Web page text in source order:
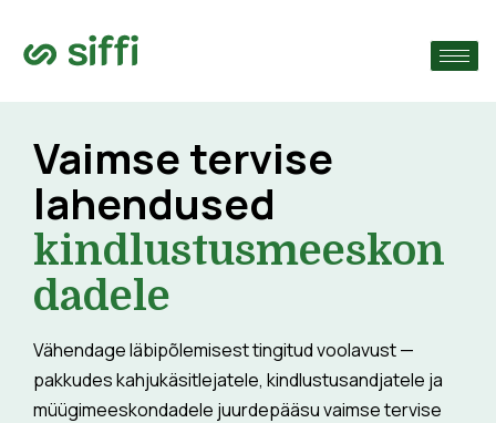
›
Vaimse tervise
lahendused
kindlustusmeeskon
dadele
Vähendage läbipõlemisest tingitud voolavust —
pakkudes kahjukäsitlejatele, kindlustusandjatele ja
müügimeeskondadele juurdepääsu vaimse tervise